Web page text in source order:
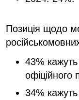
Позиція щодо
43%
офіційного
34%